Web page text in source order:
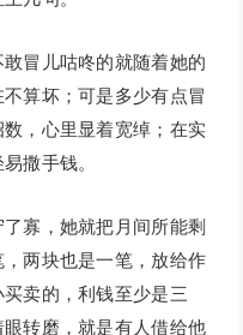
冒儿咕咚的就随着她的
算坏；可是多少有点冒
，心里显着宽绰；在实
撒手钱。
寡，她就把月间所能剩
两块也是一笔，放给作
卖的，利钱至少是三
转磨，就是有人借给他